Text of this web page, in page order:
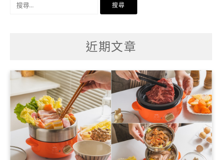
近期文章